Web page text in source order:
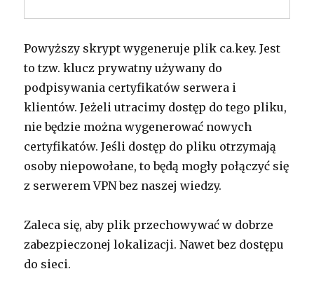
Powyższy skrypt wygeneruje plik ca.key. Jest
to tzw. klucz prywatny używany do
podpisywania certyfikatów serwera i
klientów. Jeżeli utracimy dostęp do tego pliku,
nie będzie można wygenerować nowych
certyfikatów. Jeśli dostęp do pliku otrzymają
osoby niepowołane, to będą mogły połączyć się
z serwerem VPN bez naszej wiedzy.
Zaleca się, aby plik przechowywać w dobrze
zabezpieczonej lokalizacji. Nawet bez dostępu
do sieci.